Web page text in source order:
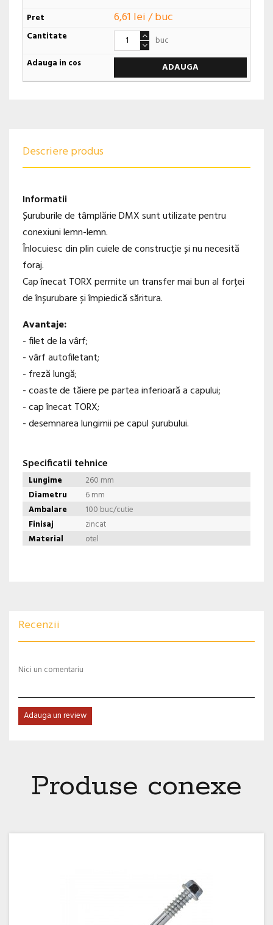
6,61 lei / buc
buc
ADAUGA
Descriere produs
Informatii
Șuruburile de tâmplărie DMX sunt utilizate pentru
conexiuni lemn-lemn.
Înlocuiesc din plin cuiele de construcție și nu necesită
foraj.
Cap înecat TORX permite un transfer mai bun al forței
de înșurubare și împiedică săritura.
Avantaje:
- filet de la vârf;
- vârf autofiletant;
- freză lungă;
- coaste de tăiere pe partea inferioară a capului;
- cap înecat TORX;
- desemnarea lungimii pe capul șurubului.
Specificatii tehnice
Lungime
260 mm
Diametru
6 mm
Ambalare
100 buc/cutie
Finisaj
zincat
Material
otel
Recenzii
Nici un comentariu
Adauga un review
Produse conexe